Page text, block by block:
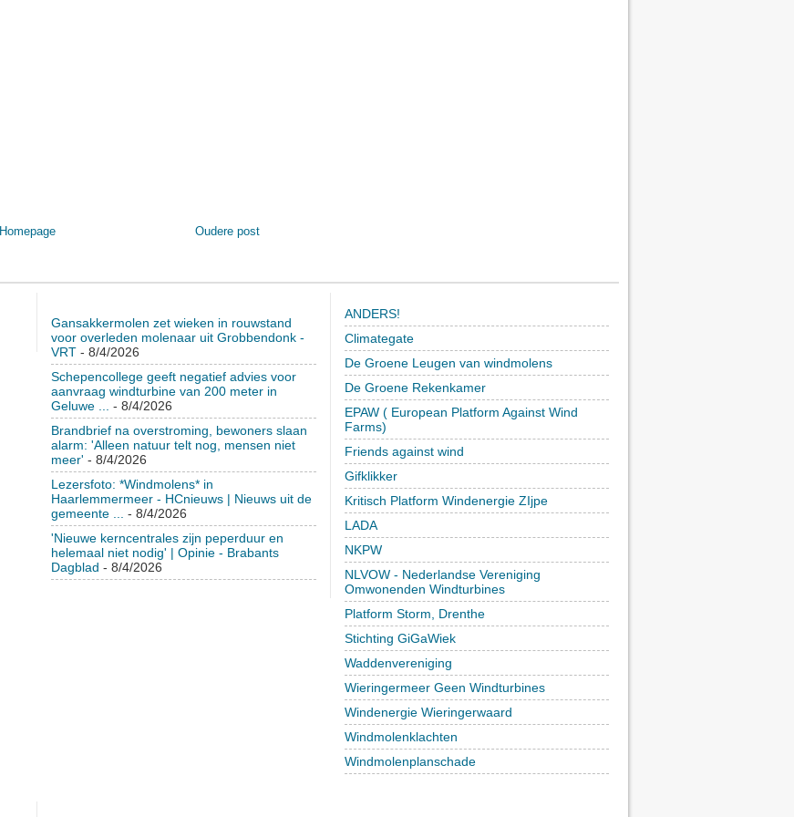
Oudere post
Homepage
Gansakkermolen zet wieken in rouwstand
voor overleden molenaar uit Grobbendonk -
VRT- 8/4/2026
Schepencollege geeft negatief advies voor
aanvraag windturbine van 200 meter in
Geluwe ...
- 8/4/2026
Brandbrief na overstroming, bewoners slaan
alarm: 'Alleen natuur telt nog, mensen niet
meer' - 8/4/2026
Lezersfoto: *Windmolens* in
Haarlemmermeer - HCnieuws | Nieuws uit de
gemeente ...
- 8/4/2026
'Nieuwe kerncentrales zijn peperduur en
helemaal niet nodig' | Opinie - Brabants
Dagblad - 8/4/2026
ANDERS!
Climategate
De Groene Leugen van windmolens
De Groene Rekenkamer
EPAW ( European Platform Against Wind
Farms)
Friends against wind
Gifklikker
Kritisch Platform Windenergie ZIjpe
LADA
NKPW
NLVOW - Nederlandse Vereniging
Omwonenden Windturbines
Platform Storm, Drenthe
Stichting GiGaWiek
Waddenvereniging
Wieringermeer Geen Windturbines
Windenergie Wieringerwaard
Windmolenklachten
Windmolenplanschade